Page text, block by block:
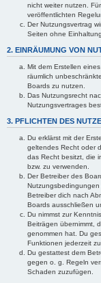
nicht weiter nutzen.
veröffentlichten
Der Nutzungsvertrag
Seiten ohne
2. EINRÄUMUNG VON
Mit dem Erstellen
räumlich
Boards zu nutzen.
Das Nutzungsrecht
Nutzungsvertrages
3. PFLICHTEN DES
Du erklärst mit der
geltendes Recht oder
das Recht besitzt, die
bzw. zu verwenden.
Der Betreiber des
Betreiber dich nach
Boards ausschließen
Du nimmst zur
Beiträgen übernimmt,
genommen hat. Du
Funktionen jederzeit
Du gestattest dem
gegen o. g. Regeln
Schaden zuzufügen.